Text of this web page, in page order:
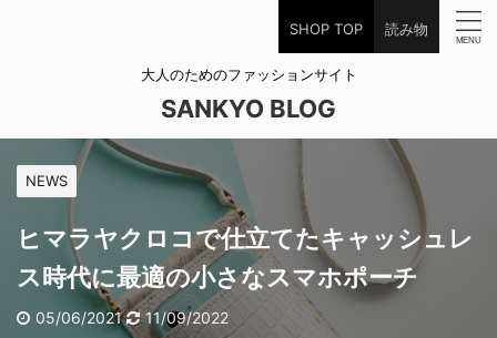
SHOP TOP 読み物
大人のためのファッションサイト
SANKYO BLOG
NEWS
ヒマラヤクロコで仕立てたキャッシュレ
ス時代に最適の小さなスマホポーチ
05/06/2021 11/09/2022